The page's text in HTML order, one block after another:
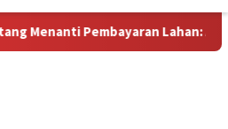
dan Bayang-Bayang “Makelar